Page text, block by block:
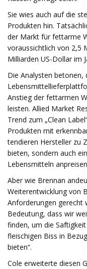
Sie wies auch auf die
Produkten hin.
der Markt für fettarme
voraussichtlich von 2,5
Milliarden US-Dollar im
Die Analysten betonen,
Anstieg der fettarmen
leisten. Allied Market
Trend zum „Clean
Produkten mit
tendieren Hersteller zu
bieten, sondern auch
Lebensmitteln
Aber wie Brennan
Weiterentwicklung von
Anforderungen gerecht
Bedeutung, dass wir
finden, um die
fleischigen Biss in
bieten“.​
Cole erweiterte diesen